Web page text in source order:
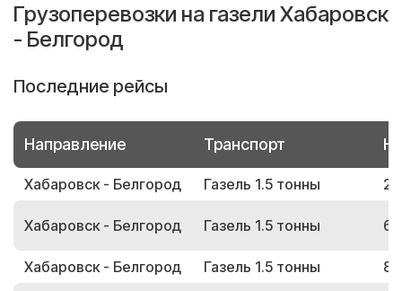
Грузоперевозки на газели Хабаровск
- Белгород
Последние рейсы
Направление Транспорт
Хабаровск - Белгород Газель 1.5 тонны
Хабаровск - Белгород Газель 1.5 тонны
Хабаровск - Белгород Газель 1.5 тонны